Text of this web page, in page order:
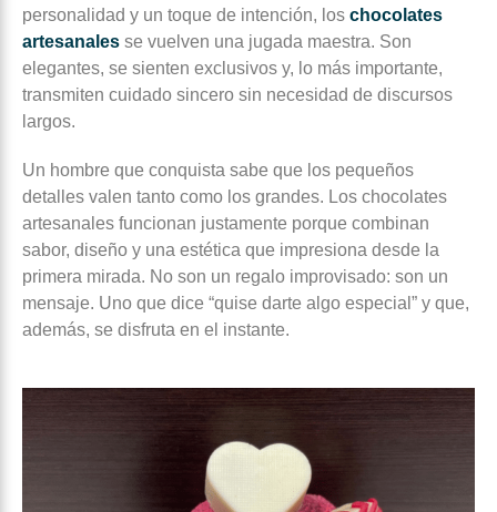
personalidad y un toque de intención, los chocolates
artesanales se vuelven una jugada maestra. Son
elegantes, se sienten exclusivos y, lo más importante,
transmiten cuidado sincero sin necesidad de discursos
largos.
Un hombre que conquista sabe que los pequeños
detalles valen tanto como los grandes. Los chocolates
artesanales funcionan justamente porque combinan
sabor, diseño y una estética que impresiona desde la
primera mirada. No son un regalo improvisado: son un
mensaje. Uno que dice “quise darte algo especial” y que,
además, se disfruta en el instante.